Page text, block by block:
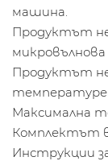
машина.
Продуктът не
микровълнова
Продуктът не
Максимална
Комплектът
Инструкции